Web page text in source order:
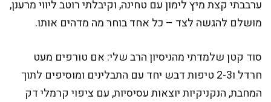
ערבבתי קצת מיץ לימון עם טחינה, וקיבלתי רוטב ליווי מרענן,
מושלם להגשה לצד – כל אחד בוחר מה מדהים אותו.
סוד קטן שלמדתי מהניסיון הרב שלי: אם טורפים מעט
חרדל ו2-3 טיפות דבש יחד עם התבלינים ומוסיפים לתוך
המחבת, הנקניקיות יוצאות עסיסיות, עם ציפוי קרמלי דק